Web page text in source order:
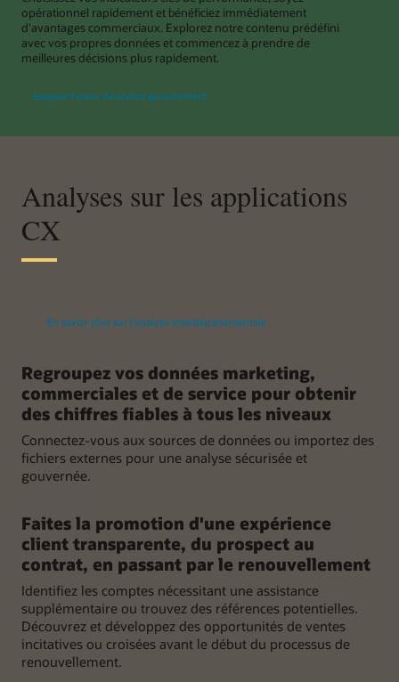
opérationnel rapidement et bénéficiez immédiatement
d'avantages commerciaux. Explorez notre contenu prédéfini
avec vos propres données et commencez à prendre de
meilleures décisions plus rapidement.
Essayez Fusion Analytics gratuitement
Analyses sur les applications
CX
En savoir plus sur l'analyse interdépartementale
Regroupez vos données marketing,
commerciales et de service pour obtenir
des chiffres fiables à tous les niveaux
Connectez-vous aux sources de données ou importez des
fichiers externes pour une analyse sécurisée et
gouvernée.
Faites la promotion d'une expérience
client transparente, du prospect au
contrat, en passant par le renouvellement
Identifiez les comptes nécessitant une assistance
supplémentaire ou trouvez des références potentielles.
Découvrez et développez des opportunités de ventes
incitatives ou croisées avant le début du processus de
renouvellement.